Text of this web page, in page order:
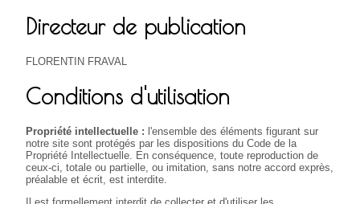
Directeur de publication
FLORENTIN FRAVAL
Conditions d'utilisation
Propriété intellectuelle : l'ensemble des éléments figurant sur
notre site sont protégés par les dispositions du Code de la
Propriété Intellectuelle. En conséquence, toute reproduction de
ceux-ci, totale ou partielle, ou imitation, sans notre accord exprès,
préalable et écrit, est interdite.